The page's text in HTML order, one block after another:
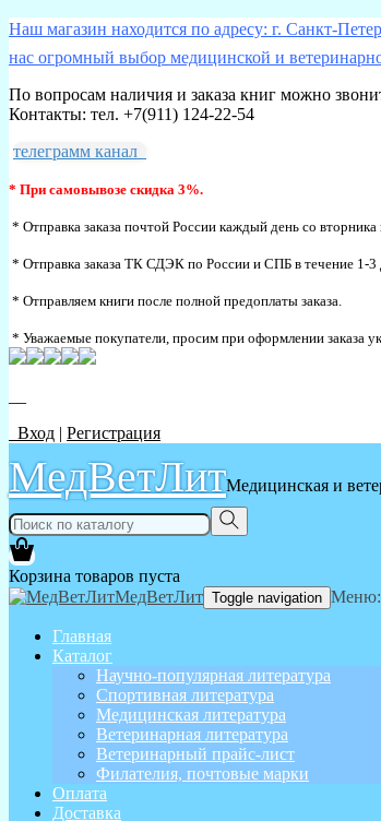
Наш магазин находится по адресу: г. Санкт-
нас огромный выбор медицинской и
По вопросам наличия и заказа книг можно
Контакты: тел. +7(911) 124-22-54
телеграмм канал
* При самовывозе скидка 3%.
* Отправка заказа почтой России каждый день со вторника
* Отправка заказа ТК СДЭК по России и СПБ в течение 1-3
* Отправляем книги после полной предоплаты заказа.
* Уважаемые покупатели, просим при оформлении заказа
Вход | Регистрация
МедВетЛитМедицинская и
Корзина товаров пуста
МедВетЛит Toggle navigation Меню:
Главная
Каталог
Научно-популярная литература
Спортивная литература
Медицинская литература
Ветеринарная литература
Ветеринарный прайс-лист
Филателия, почтовые марки
Оплата
Доставка